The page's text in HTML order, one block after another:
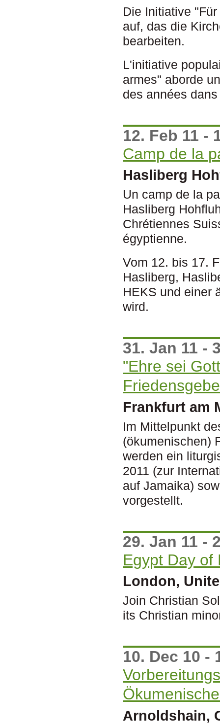
Die Initiative
auf, das die
bearbeiten.
L'initiative
armes" aborde
des années
12. Feb 11 -
Camp de la
Hasliberg
Un camp de la
Hasliberg
Chrétiennes
égyptienne.
Vom 12. bis 17.
Hasliberg,
HEKS und einer
wird.
31. Jan 11 -
"Ehre sei
Frankfurt am
Im Mittelpunkt
(ökumenischen)
werden ein
2011 (zur
auf Jamaika)
vorgestellt.
29. Jan 11 -
Egypt Day of
London,
Join Christian
its Christian
10. Dec 10 -
Arnoldshain,